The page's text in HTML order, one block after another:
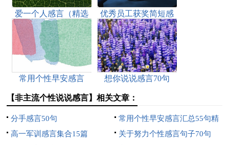
爱一个人感言（精选
30句）
优秀员工获奖简短感
言
常用个性早安感言
（通用140句）
想你说说感言70句
【非主流个性说说感言】相关文章：
分手感言50句
常用个性早安感言汇总55句精
选
高一军训感言集合15篇
关于努力个性感言句子70句